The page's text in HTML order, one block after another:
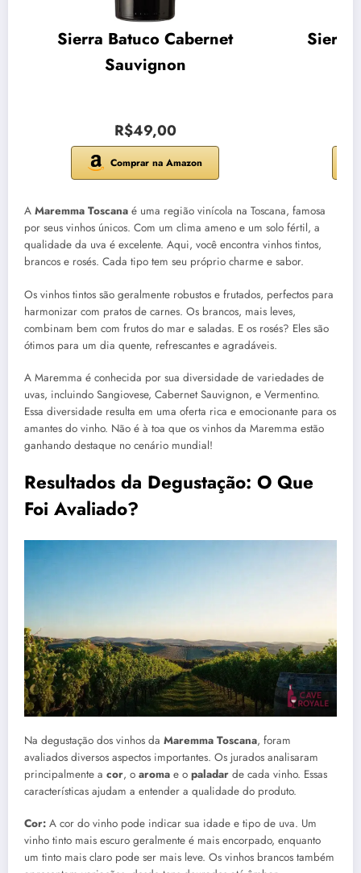
Sierra Batuco Cabernet
Sauvignon
R$49,00
Comprar na Amazon
Sierra
A Maremma Toscana é uma região vinícola na Toscana, famosa
por seus vinhos únicos. Com um clima ameno e um solo fértil, a
qualidade da uva é excelente. Aqui, você encontra vinhos tintos,
brancos e rosés. Cada tipo tem seu próprio charme e sabor.
Os vinhos tintos são geralmente robustos e frutados, perfectos para
harmonizar com pratos de carnes. Os brancos, mais leves,
combinam bem com frutos do mar e saladas. E os rosés? Eles são
ótimos para um dia quente, refrescantes e agradáveis.
A Maremma é conhecida por sua diversidade de variedades de
uvas, incluindo Sangiovese, Cabernet Sauvignon, e Vermentino.
Essa diversidade resulta em uma oferta rica e emocionante para os
amantes do vinho. Não é à toa que os vinhos da Maremma estão
ganhando destaque no cenário mundial!
Resultados da Degustação: O Que
Foi Avaliado?
Na degustação dos vinhos da Maremma Toscana, foram
avaliados diversos aspectos importantes. Os jurados analisaram
principalmente a cor, o aroma e o paladar de cada vinho. Essas
características ajudam a entender a qualidade do produto.
Cor: A cor do vinho pode indicar sua idade e tipo de uva. Um
vinho tinto mais escuro geralmente é mais encorpado, enquanto
um tinto mais claro pode ser mais leve. Os vinhos brancos também